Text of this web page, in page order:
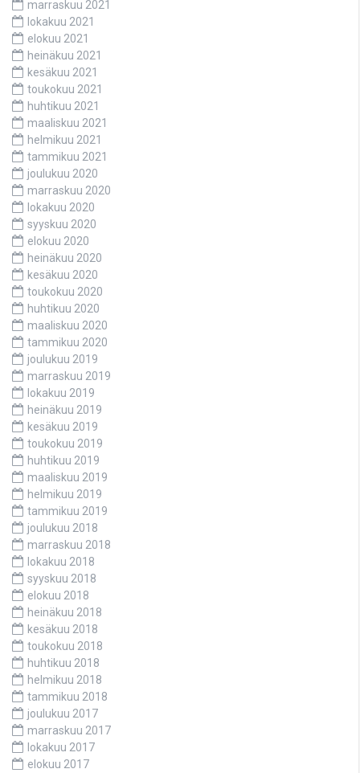
marraskuu 2021
lokakuu 2021
elokuu 2021
heinäkuu 2021
kesäkuu 2021
toukokuu 2021
huhtikuu 2021
maaliskuu 2021
helmikuu 2021
tammikuu 2021
joulukuu 2020
marraskuu 2020
lokakuu 2020
syyskuu 2020
elokuu 2020
heinäkuu 2020
kesäkuu 2020
toukokuu 2020
huhtikuu 2020
maaliskuu 2020
tammikuu 2020
joulukuu 2019
marraskuu 2019
lokakuu 2019
heinäkuu 2019
kesäkuu 2019
toukokuu 2019
huhtikuu 2019
maaliskuu 2019
helmikuu 2019
tammikuu 2019
joulukuu 2018
marraskuu 2018
lokakuu 2018
syyskuu 2018
elokuu 2018
heinäkuu 2018
kesäkuu 2018
toukokuu 2018
huhtikuu 2018
helmikuu 2018
tammikuu 2018
joulukuu 2017
marraskuu 2017
lokakuu 2017
elokuu 2017